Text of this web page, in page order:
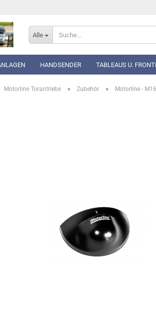
Alle
HANDSENDER TABLEAUS U.
Motorline Torantriebe » Zubehör » Motorline -